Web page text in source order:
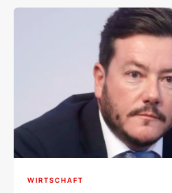
WIRTSCHAFT